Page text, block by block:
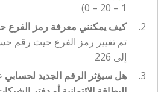
1 – 20 – 0)
كيف يمكنني معرفة رمز الفرع
إلى 226
هل سيؤثر الرقم الجديد